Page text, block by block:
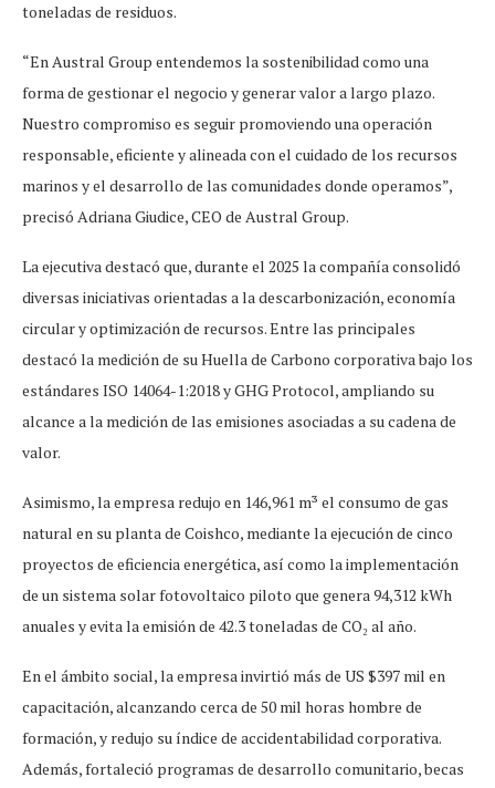
toneladas de residuos.
“En Austral Group entendemos la sostenibilidad como una
forma de gestionar el negocio y generar valor a largo plazo.
Nuestro compromiso es seguir promoviendo una operación
responsable, eficiente y alineada con el cuidado de los recursos
marinos y el desarrollo de las comunidades donde operamos”,
precisó Adriana Giudice, CEO de Austral Group.
La ejecutiva destacó que, durante el 2025 la compañía consolidó
diversas iniciativas orientadas a la descarbonización, economía
circular y optimización de recursos. Entre las principales
destacó la medición de su Huella de Carbono corporativa bajo los
estándares ISO 14064-1:2018 y GHG Protocol, ampliando su
alcance a la medición de las emisiones asociadas a su cadena de
valor.
Asimismo, la empresa redujo en 146,961 m³ el consumo de gas
natural en su planta de Coishco, mediante la ejecución de cinco
proyectos de eficiencia energética, así como la implementación
de un sistema solar fotovoltaico piloto que genera 94,312 kWh
anuales y evita la emisión de 42.3 toneladas de CO₂ al año.
En el ámbito social, la empresa invirtió más de US $397 mil en
capacitación, alcanzando cerca de 50 mil horas hombre de
formación, y redujo su índice de accidentabilidad corporativa.
Además, fortaleció programas de desarrollo comunitario, becas